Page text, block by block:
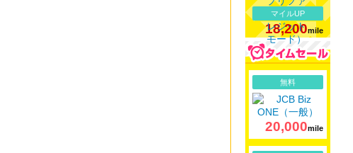
マイルUP
18,200mile
無料
20,000mile